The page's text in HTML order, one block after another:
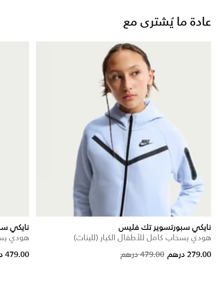
عادة ما يُشترى مع
نايكي سبورتسوير تك فليس
هودي بسحاب كامل للأطفال الكبار (للبنات)
Price reduced from
479.00 درهم
to 279.00 درهم
نايكي
هودي
479.00 درهم